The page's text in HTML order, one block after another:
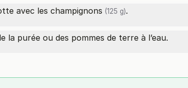
avec les champignons (125 g).
la purée ou des pommes de terre à l’eau.